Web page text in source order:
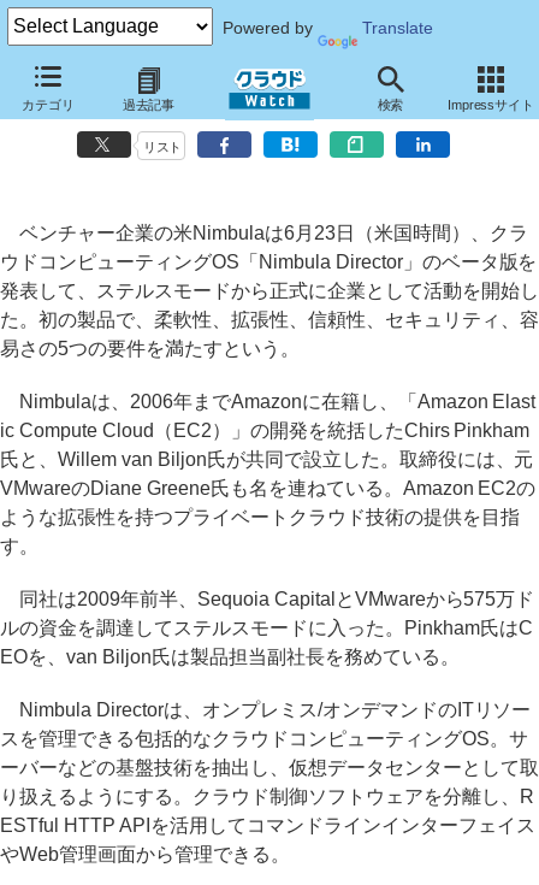
Powered by Translate
カテゴリ 過去記事 検索 Impressサイト
元「Amazon EC2」開発統括者のベンチャー米Nimbula、クラウドOS
を発表
リスト
ベンチャー企業の米Nimbulaは6月23日（米国時間）、クラ
ウドコンピューティングOS「Nimbula Director」のベータ版を
発表して、ステルスモードから正式に企業として活動を開始し
た。初の製品で、柔軟性、拡張性、信頼性、セキュリティ、容
易さの5つの要件を満たすという。
Nimbulaは、2006年までAmazonに在籍し、「Amazon Elast
ic Compute Cloud（EC2）」の開発を統括したChirs Pinkham
氏と、Willem van Biljon氏が共同で設立した。取締役には、元
VMwareのDiane Greene氏も名を連ねている。Amazon EC2の
ような拡張性を持つプライベートクラウド技術の提供を目指
す。
同社は2009年前半、Sequoia CapitalとVMwareから575万ド
ルの資金を調達してステルスモードに入った。Pinkham氏はC
EOを、van Biljon氏は製品担当副社長を務めている。
Nimbula Directorは、オンプレミス/オンデマンドのITリソー
スを管理できる包括的なクラウドコンピューティングOS。サ
ーバーなどの基盤技術を抽出し、仮想データセンターとして取
り扱えるようにする。クラウド制御ソフトウェアを分離し、R
ESTful HTTP APIを活用してコマンドラインインターフェイス
やWeb管理画面から管理できる。